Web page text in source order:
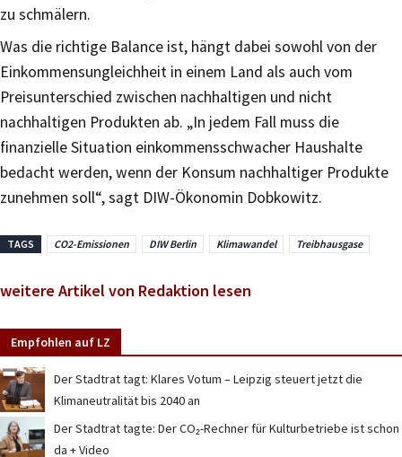
zu schmälern.
Was die richtige Balance ist, hängt dabei sowohl von der
Einkommensungleichheit in einem Land als auch vom
Preisunterschied zwischen nachhaltigen und nicht
nachhaltigen Produkten ab. „In jedem Fall muss die
finanzielle Situation einkommensschwacher Haushalte
bedacht werden, wenn der Konsum nachhaltiger Produkte
zunehmen soll“, sagt DIW-Ökonomin Dobkowitz.
TAGS CO2-Emissionen DIW Berlin Klimawandel Treibhausgase
weitere Artikel von Redaktion lesen
Empfohlen auf LZ
Der Stadtrat tagt: Klares Votum – Leipzig steuert jetzt die
Klimaneutralität bis 2040 an
Der Stadtrat tagte: Der CO₂-Rechner für Kulturbetriebe ist schon
da + Video